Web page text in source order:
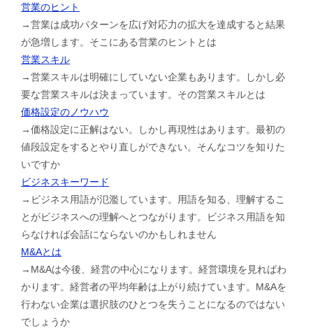
営業のヒント
→営業は成功パターンを広げ対応力の拡大を達成すると結果
が急増します。そこにある営業のヒントとは
営業スキル
→営業スキルは明確にしていない企業もあります。しかし必
要な営業スキルは決まっています。その営業スキルとは
価格設定のノウハウ
→価格設定に正解はない。しかし再現性はあります。最初の
値段設定をするとやり直しができない。そんなコツを知りた
いですか
ビジネスキーワード
→ビジネス用語が氾濫しています。用語を知る、理解するこ
とがビジネスへの理解へとつながります。ビジネス用語を知
らなければ会話にならないのかもしれません
M&Aとは
→M&Aは今後、経営の中心になります。経営環境を見ればわ
かります。経営者の平均年齢は上がり続けています。M&Aを
行わない企業は選択肢のひとつを失うことになるのではない
でしょうか